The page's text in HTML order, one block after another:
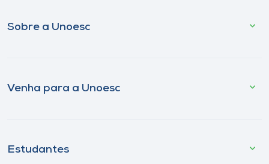
Sobre a Unoesc
Venha para a Unoesc
Estudantes